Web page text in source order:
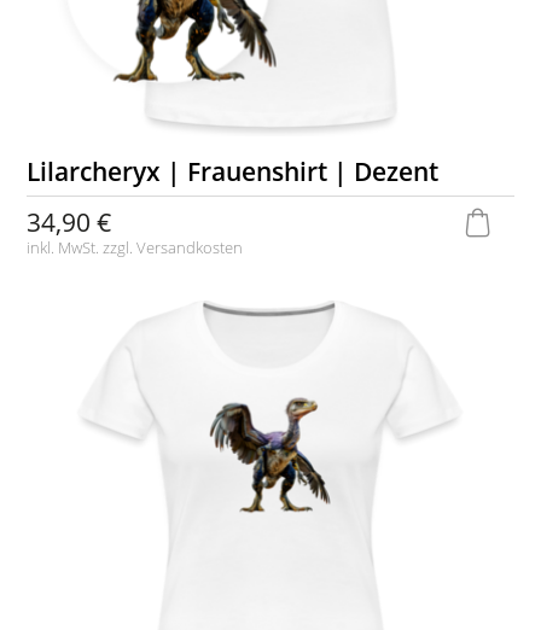
Lilarcheryx | Frauenshirt | Dezent
34,90 €
inkl. MwSt. zzgl.Versandkosten